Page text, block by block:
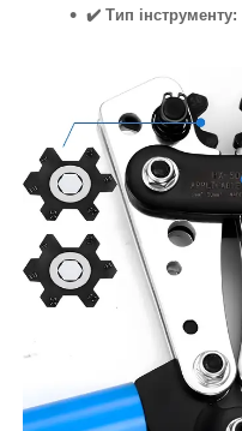
✔️ Тип інструменту: